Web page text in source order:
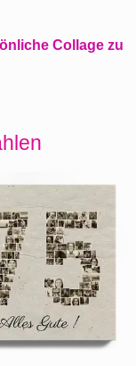
Collage zu